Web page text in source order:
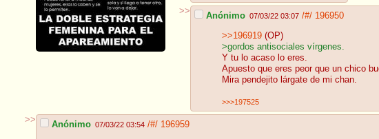
>> Anónimo 07/03/22 03:07 /#/ 196950
>>196919 (OP)
>gordos antisociales vírgenes.
Y tu lo acaso lo eres.
Apuesto que eres peor que un chico
Mira pendejito lárgate de mi chan.
>>>197525
>> Anónimo 07/03/22 03:54 /#/ 196959